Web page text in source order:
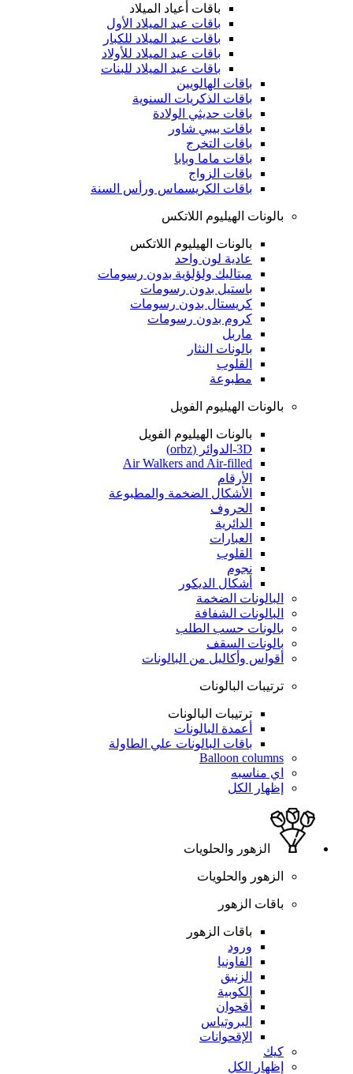
باقات أعياد الميلاد
باقات عيد الميلاد الأول
باقات عيد الميلاد للكبار
باقات عيد الميلاد للأولاد
باقات عيد الميلاد للبنات
باقات الهالويين
باقات الذكريات السنوية
باقات حديثي الولادة
باقات بيبي شاور
باقات التخرج
باقات ماما وبابا
باقات الزواج
باقات الكريسماس ورأس السنة
بالونات الهيليوم اللاتكس
بالونات الهيليوم اللاتكس
عادية لون واحد
ميتاليك ولؤلؤية بدون رسومات
باستيل بدون رسومات
كريستال بدون رسومات
كروم بدون رسومات
ماربل
بالونات النثار
القلوب
مطبوعة
بالونات الهيليوم الفويل
بالونات الهيليوم الفويل
3D-الدوائر (orbz)
Air Walkers and Air-filled
الأرقام
الأشكال الضخمة والمطبوعة
الحروف
الدائرية
العبارات
القلوب
نجوم
أشكال الديكور
البالونات الضخمة
البالونات الشفافة
بالونات حسب الطلب
بالونات السقف
أقواس وأكاليل من البالونات
ترتيبات البالونات
ترتيبات البالونات
أعمدة البالونات
باقات البالونات علي الطاولة
Balloon columns
اي مناسبه
إظهار الكل
الزهور والحلويات
الزهور والحلويات
باقات الزهور
باقات الزهور
ورود
الفاونيا
الزنبق
الكوبية
أقحوان
البروتياس
الإقحوانات
كيك
إظهار الكل